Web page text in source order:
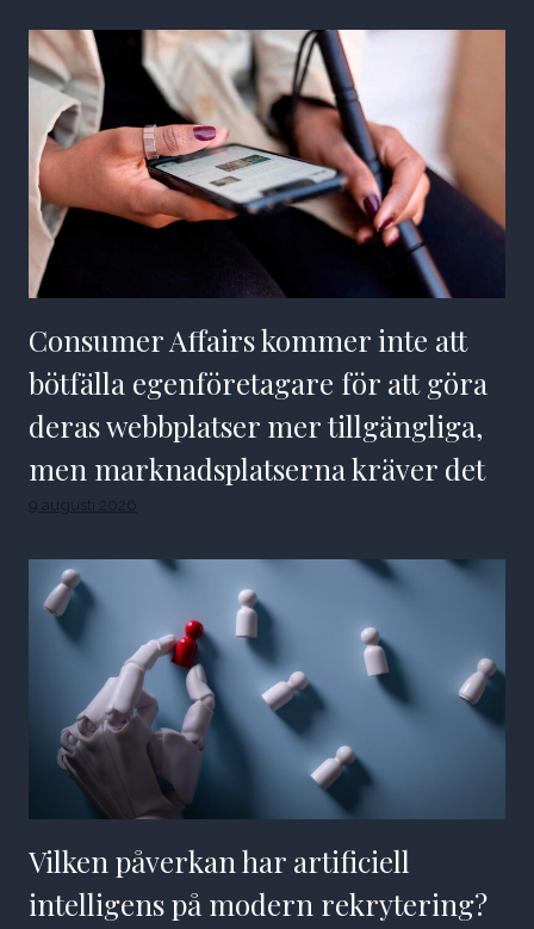
Consumer Affairs kommer inte att
bötfälla egenföretagare för att göra
deras webbplatser mer tillgängliga,
men marknadsplatserna kräver det
9 augusti 2026
Vilken påverkan har artificiell
intelligens på modern rekrytering?